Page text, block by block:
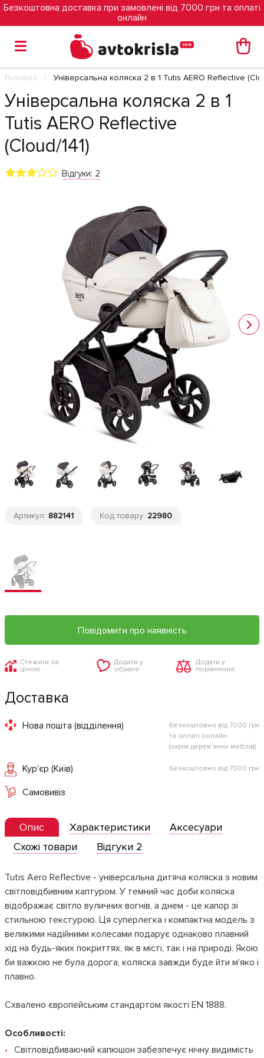
Безкоштовна доставка при замовлені від 7000 грн та оплаті
онлайн
Головна Універсальна коляска 2 в 1 Tutis AERO Reflective
Універсальна коляска 2 в 1
Tutis AERO Reflective
(Cloud/141)
Відгуки: 2
Артикул: 882141 Код товару: 22980
Повідомити про наявність
Стежити за
ціною
Додати у
обране
Додати у
порівняння
Доставка
Нова пошта (відділення)
Безкоштовно від 7000 грн
та оплаті онлайн
(окрім дерев'яних меблів)
Кур'єр (Київ) Безкоштовно від 7000 грн
Самовивіз
Опис Характеристики
Аксесуари
Схожі товари
Відгуки 2
Tutis Aero Reflective - універсальна дитяча коляска з новим
світловідбивним каптуром. У темний час доби коляска
відображає світло вуличних вогнів, а днем ​​- це капор зі
стильною текстурою. Ця суперлегка і компактна модель з
великими надійними колесами подарує однаково плавний
хід на будь-яких покриттях, як в місті, так і на природі. Якою
би важкою не була дорога, коляска завжди буде йти м'яко і
плавно.
Схвалено європейським стандартом якості EN 1888.
Особливості:
Світловідбиваючий капюшон забезпечує нічну видимість